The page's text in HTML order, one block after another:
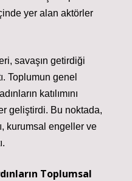
yer alan aktörler
savaşın getirdiği
Toplumun genel
katılımını
geliştirdi. Bu noktada,
, kurumsal engeller ve
Toplumsal